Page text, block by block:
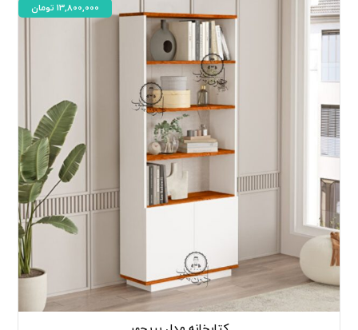
13,800,000 تومان